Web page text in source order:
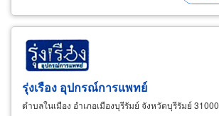
รุ่งเรือง อุปกรณ์การแพทย์
ตำบลในเมือง อำเภอเมืองบุรีรัมย์ จังหวัดบุรีรัมย์ 31000